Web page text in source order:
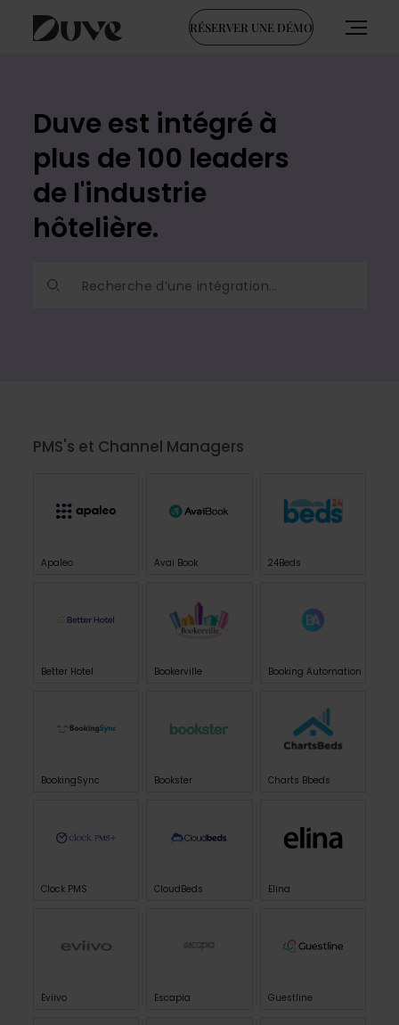
RÉSERVER UNE DÉMO
Duve est intégré à
plus de 100 leaders
de l'industrie
hôtelière.
PMS's et Channel Managers
Apaleo Avai Book 24Beds
Better Hotel Bookerville Booking Automation
BookingSync Bookster Charts Bbeds
Clock PMS CloudBeds Elina
Eviivo Escapia Guestline